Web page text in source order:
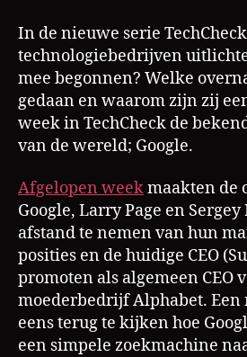
In de nieuwe serie
technologiebedrijven
mee begonnen? Welke
gedaan en waarom zijn zij
week in TechCheck de
van de wereld; Google.
Afgelopen weekmaakten de
Google, Larry Page en
afstand te nemen van hun
posities en de huidige CEO
promoten als algemeen CEO
moederbedrijf Alphabet. Een
eens terug te kijken hoe
een simpele zoekmachine